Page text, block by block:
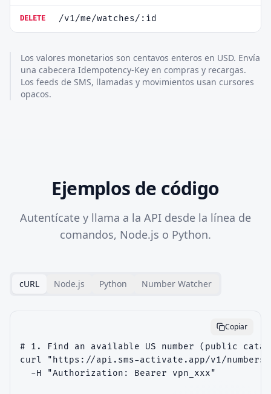
DELETE /v1/me/watches/:id
Los valores monetarios son centavos enteros en USD. Envía
una cabecera Idempotency-Key en compras y recargas.
Los feeds de SMS, llamadas y movimientos usan cursores
opacos.
Ejemplos de código
Autentícate y llama a la API desde la línea de
comandos, Node.js o Python.
cURL Node.js Python Number Watcher
Copiar
# 1. Find an available US number (public
curl "https://api.sms-activate.app/v1/
  -H "Authorization: Bearer vpn_xxx"